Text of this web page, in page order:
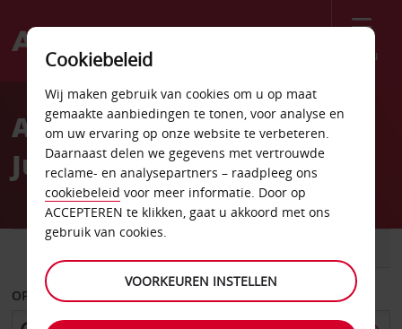
Menu
Welcome
AvisAutoverhuur Grand
Junction
OPHALEN OP
Cookiebeleid
Wij maken gebruik van cookies om u op maat
gemaakte aanbiedingen te tonen, voor analyse en
om uw ervaring op onze website te verbeteren.
Daarnaast delen we gegevens met vertrouwde
reclame- en analysepartners – raadpleeg ons
cookiebeleid voor meer informatie. Door op
ACCEPTEREN te klikken, gaat u akkoord met ons
gebruik van cookies.
VOORKEUREN INSTELLEN